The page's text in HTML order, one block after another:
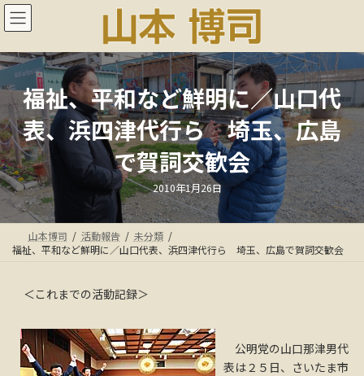
コ
ン
ン
ツ
へ
ス
キ
ッ
プ
ナ
ビ
ー
シ
ョ
ン
に
移
動
福祉、平和など鮮明に／山口代
表、浜四津代行ら 埼玉、広島
で賀詞交歓会
最
終
更
新
日
時
:
2010年1月26日
山本博司 活動報告
未分類
福祉、平和など鮮明に／山口代表、浜四津代行ら 埼玉、広島で賀詞交歓会
＜これまでの活動記録＞
公明党の山口那津男代
表は２５日、さいたま市